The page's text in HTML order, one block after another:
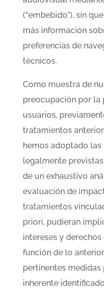
(“embebido”), sin
más información
preferencias de
técnicos.
Como muestra de
preocupación por la
usuarios,
tratamientos
hemos adoptado
legalmente
de un exhaustivo
evaluación de
tratamientos
priori, pudieran
intereses y derechos
función de lo
pertinentes
inherente